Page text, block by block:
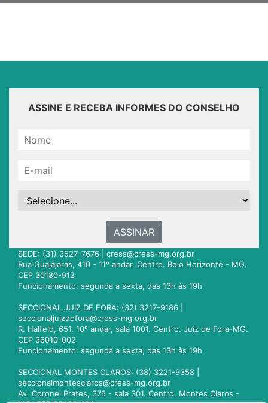
ASSINE E RECEBA INFORMES DO CONSELHO
ASSINAR
SEDE: (31) 3527-7676 | cress@cress-mg.org.br
Rua Guajajaras, 410 - 11º andar. Centro. Belo Horizonte - MG.
CEP 30180-912
Funcionamento: segunda a sexta, das 13h às 19h
SECCIONAL JUIZ DE FORA: (32) 3217-9186 |
seccionaljuizdefora@cress-mg.org.br
R. Halfeld, 651. 10º andar, sala 1001. Centro. Juiz de Fora-MG.
CEP 36010-002
Funcionamento: segunda a sexta, das 13h às 19h
SECCIONAL MONTES CLAROS: (38) 3221-9358 |
seccionalmontesclaros@cress-mg.org.br
Av. Coronel Prates, 376 - sala 301. Centro. Montes Claros -